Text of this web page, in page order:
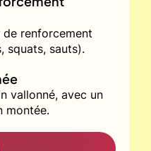
de renforcement
squats, sauts).
vallonné, avec un
montée.